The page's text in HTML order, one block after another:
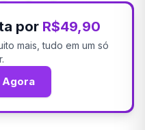
por R$49,90
mais, tudo em um só
Agora